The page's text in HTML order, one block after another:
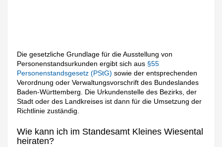
Die gesetzliche Grundlage für die Ausstellung von
Personenstandsurkunden ergibt sich aus §55
Personenstandsgesetz (PStG)sowie der entsprechenden
Verordnung oder Verwaltungsvorschrift des Bundeslandes
Baden-Württemberg. Die Urkundenstelle des Bezirks, der
Stadt oder des Landkreises ist dann für die Umsetzung der
Richtlinie zuständig.
Wie kann ich im Standesamt Kleines Wiesental
heiraten?